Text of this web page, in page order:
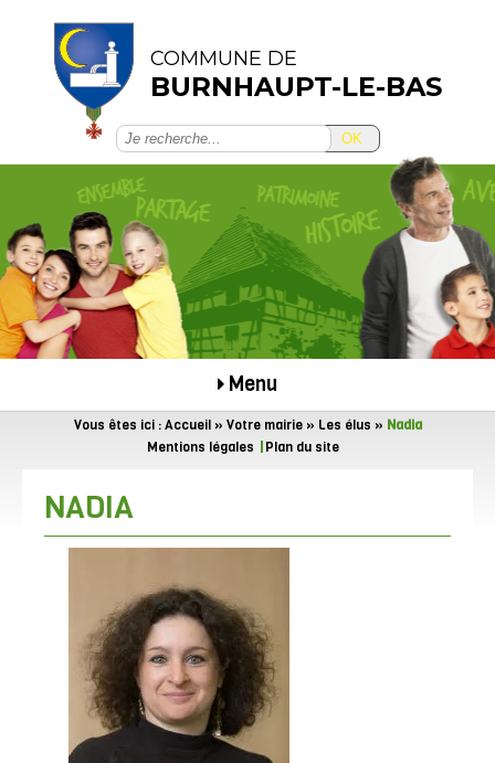
COMMUNE DE
BURNHAUPT-LE-BAS
OK
Menu
Vous êtes ici :Accueil» Votre mairie» Les élus » Nadia
Mentions légales
Plan du site
NADIA